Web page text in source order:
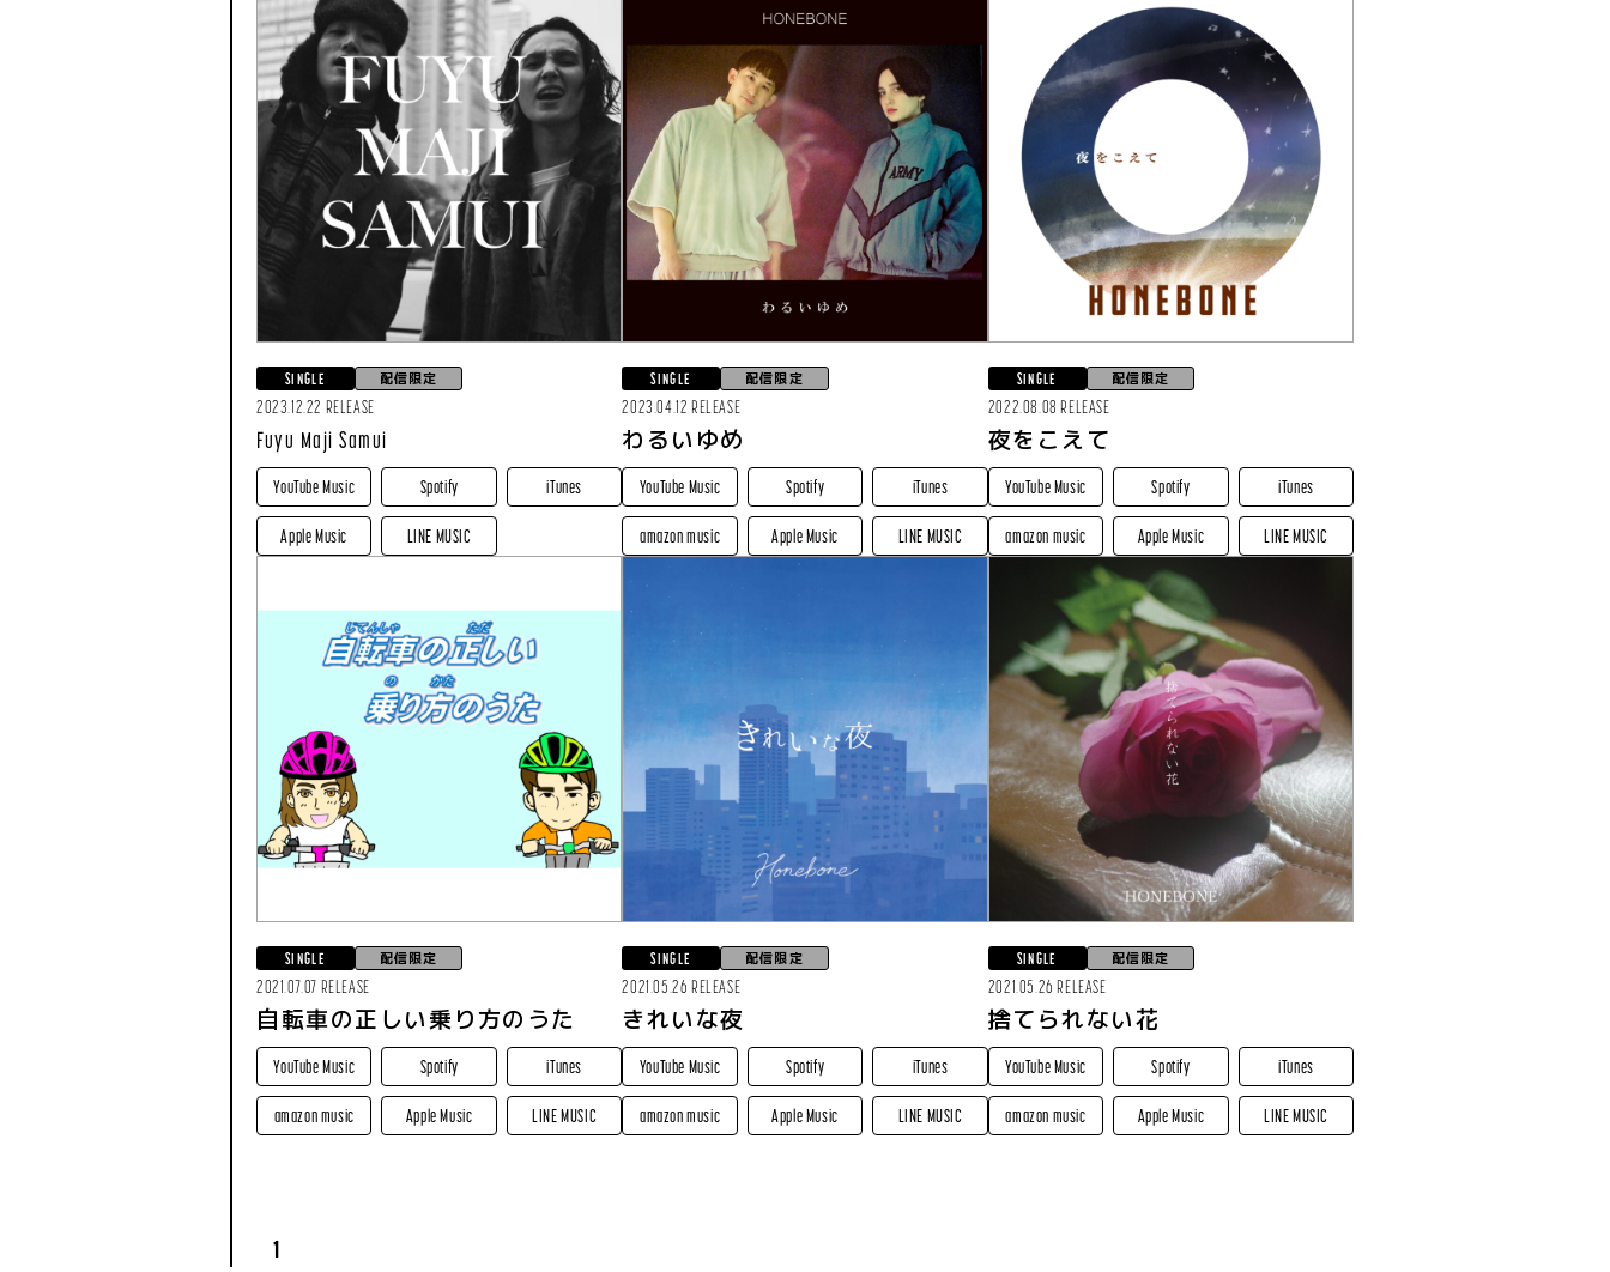
SINGLE
配信限定
2023.12.22 RELEASE
Fuyu Maji Samui
YouTube Music Spotify iTunes
Apple Music LINE MUSIC
SINGLE
配信限定
2023.04.12 RELEASE
わるいゆめ
YouTube Music Spotify iTunes
amazon music Apple Music LINE MUSIC
SINGLE
配信限定
2022.08.08 RELEASE
夜をこえて
YouTube Music Spotify iTunes
amazon music Apple Music LINE MUSIC
SINGLE
配信限定
2021.07.07 RELEASE
自転車の正しい乗り方のうた
YouTube Music Spotify iTunes
amazon music Apple Music LINE MUSIC
SINGLE
配信限定
2021.05.26 RELEASE
きれいな夜
YouTube Music Spotify iTunes
amazon music Apple Music LINE MUSIC
SINGLE
配信限定
2021.05.26 RELEASE
捨てられない花
YouTube Music Spotify iTunes
amazon music Apple Music LINE MUSIC
1